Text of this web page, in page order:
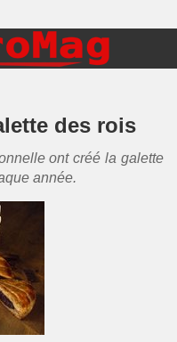
des rois
ont créé la galette
année.